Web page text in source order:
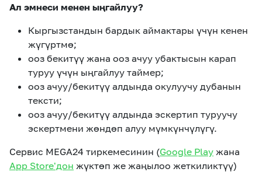
Ал эмнеси менен ыңгайлуу?
Кыргызстандын бардык аймактары үчүн кенен
жүгүртмө;
ооз бекитүү жана ооз ачуу убактысын карап
туруу үчүн ыңгайлуу таймер;
ооз ачуу/бекитүү алдында окулуучу дубанын
тексти;
ооз ачуу/бекитүү алдында эскертип туруучу
эскертмени жөндөп алуу мүмкүнчүлүгү.
Сервис MEGA24 тиркемесинин (Google Play жана
App Store'дон жүктөп же жаңылоо жеткиликтүү)